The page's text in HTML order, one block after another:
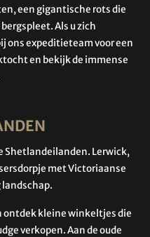
een gigantische rots die
Als u zich
ons expeditieteam voor een
en bekijk de immense
Shetlandeilanden. Lerwick,
met Victoriaanse
ontdek kleine winkeltjes die
verkopen. Aan de oude